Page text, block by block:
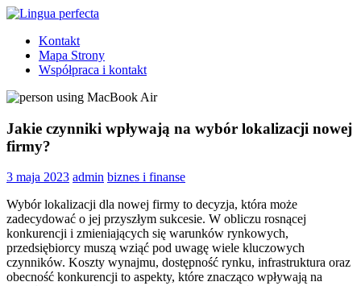
Skip
content
Lingua
perfecta
angielski
dzieci
Kontakt
Mapa Strony
Współpraca i kontakt
Jakie czynniki wpływają na wybór lokalizacji nowej
firmy?
3 maja 2023 admin biznes i finanse
Wybór lokalizacji dla nowej firmy to decyzja, która może
zadecydować o jej przyszłym sukcesie. W obliczu rosnącej
konkurencji i zmieniających się warunków rynkowych,
przedsiębiorcy muszą wziąć pod uwagę wiele kluczowych
czynników. Koszty wynajmu, dostępność rynku, infrastruktura oraz
obecność konkurencji to aspekty, które znacząco wpływają na